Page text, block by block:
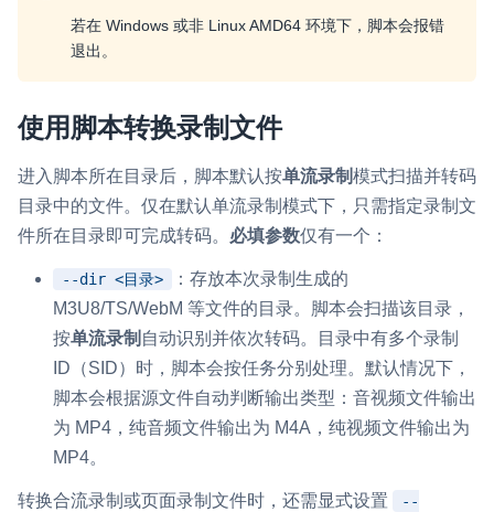
控制台
低代码应用平台
灵动会议
低代码集成、灵活定制、超低延时的音视频会议
若在 Windows 或非 Linux AMD64 环境下，脚本会报错
退出。
使用脚本转换录制文件
进入脚本所在目录后，脚本默认按单流录制模式扫描并转码
目录中的文件。仅在默认单流录制模式下，只需指定录制文
件所在目录即可完成转码。 必填参数仅有一个：
--dir <目录>
：存放本次录制生成的
M3U8/TS/WebM 等文件的目录。脚本会扫描该目录，
按单流录制 自动识别并依次转码。目录中有多个录制
ID（SID）时，脚本会按任务分别处理。默认情况下，
脚本会根据源文件自动判断输出类型：音视频文件输出
为 MP4，纯音频文件输出为 M4A，纯视频文件输出为
MP4。
转换合流录制或页面录制文件时，还需显式设置
--